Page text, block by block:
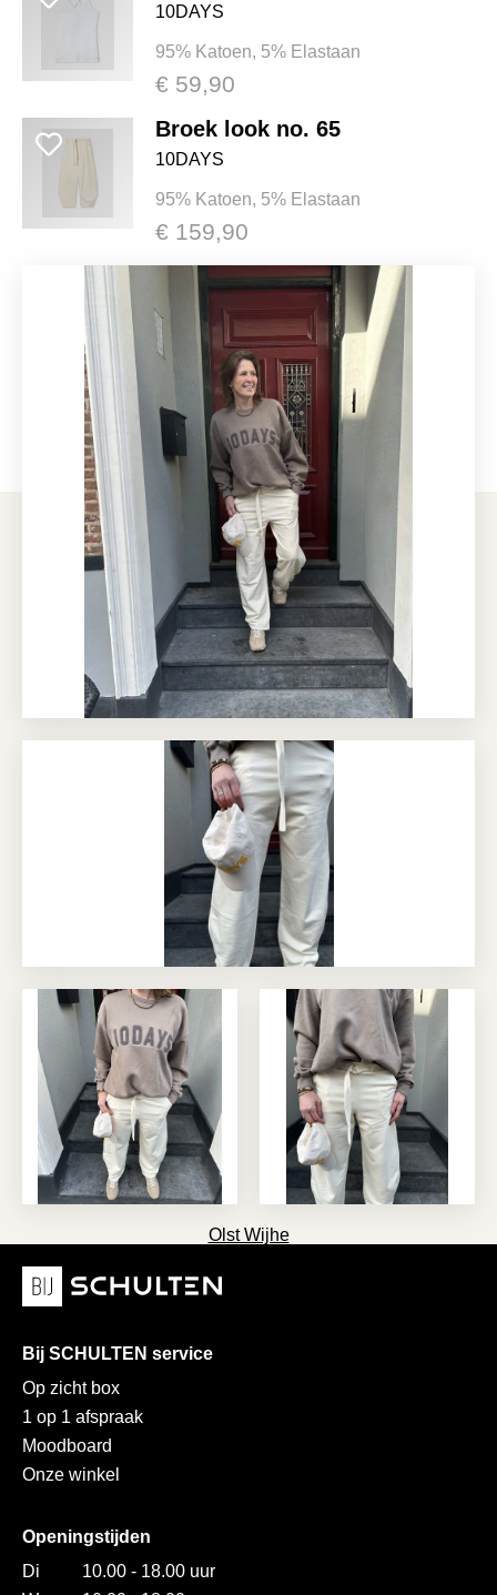
10DAYS
95% Katoen, 5% Elastaan
€ 59,90
Broek look no. 65
10DAYS
95% Katoen, 5% Elastaan
€ 159,90
Olst Wijhe
Bij SCHULTEN service
Op zicht box
1 op 1 afspraak
Moodboard
Onze winkel
Openingstijden
Di
10.00 - 18.00 uur